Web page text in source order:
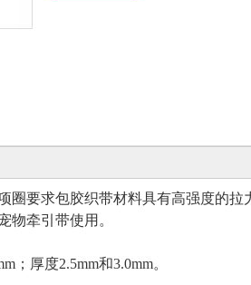
要求包胶织带材料具有高强度的
物牵引带使用。
；厚度2.5mm和3.0mm。